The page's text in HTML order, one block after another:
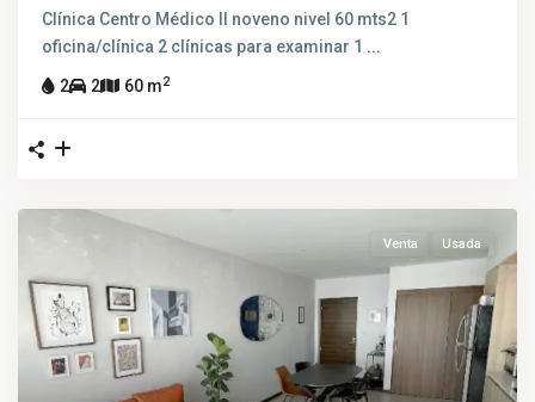
Clínica Centro Médico II noveno nivel 60 mts2 1
oficina/clínica 2 clínicas para examinar 1 ...
2 2 60 m2
Venta Usada